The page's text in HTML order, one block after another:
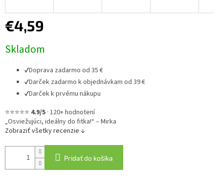
€4,59
cena:
Skladom
✔Doprava zadarmo od 35 €
✔Darček zadarmo k objednávkam od 39 €
✔Darček k prvému nákupu
⭐⭐⭐⭐⭐ 4.9/5 · 120+ hodnotení
„Osviežujúci, ideálny do fitka!“ – Mirka
Zobraziť všetky recenzie ↓
Pridať do košíka